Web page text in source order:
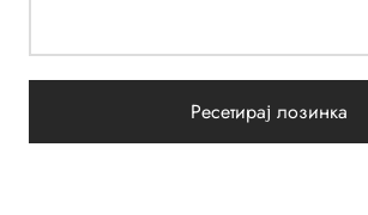
Ресетирај лозинка